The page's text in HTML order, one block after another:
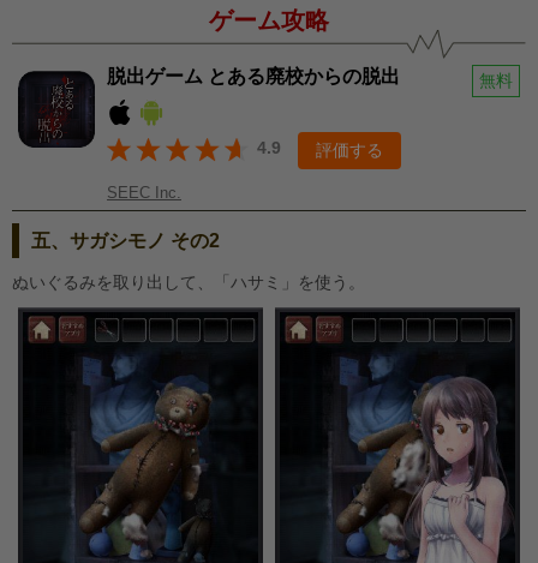
ゲーム攻略
脱出ゲーム とある廃校からの脱出 無料
4.9 評価する
SEEC Inc.
五、サガシモノ その2
ぬいぐるみを取り出して、「ハサミ」を使う。